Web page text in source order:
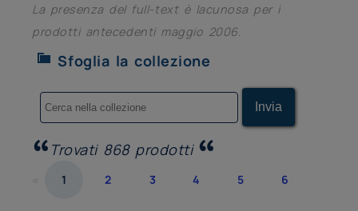
La presenza del full-text è lacunosa per i
prodotti antecedenti maggio 2006.
Sfoglia la collezione
Trovati 868 prodotti
1 2 3 4 5 6